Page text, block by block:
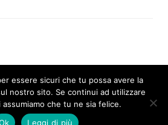
|Privacy Policy
essere sicuri che tu possa avere la
nostro sito. Se continui ad utilizzare
che tu ne sia felice.
Leggi di più